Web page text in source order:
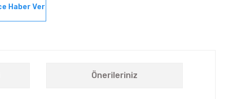
Haber Ver
Önerileriniz